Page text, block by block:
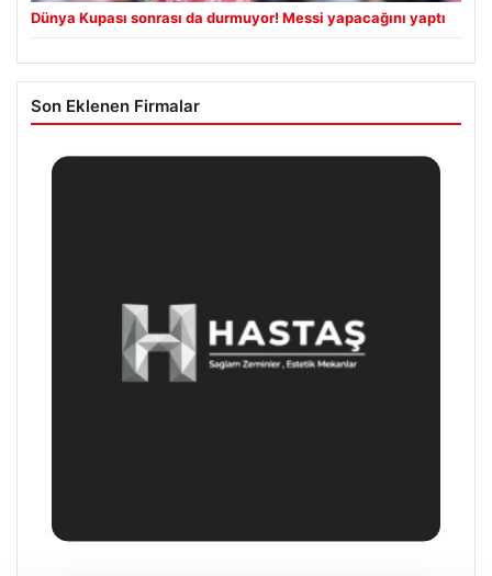
Dünya Kupası sonrası da durmuyor! Messi yapacağını yaptı
Son Eklenen Firmalar